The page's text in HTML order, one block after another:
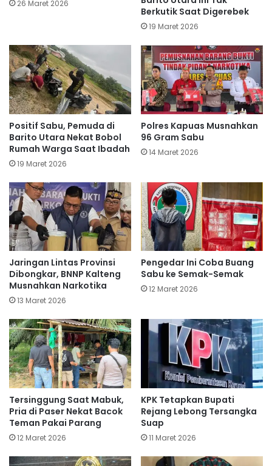
26 Maret 2026
Berkutik Saat Digerebek
19 Maret 2026
Positif Sabu, Pemuda di
Barito Utara Nekat Bobol
Rumah Warga Saat Ibadah
19 Maret 2026
Polres Kapuas Musnahkan
96 Gram Sabu
14 Maret 2026
Jaringan Lintas Provinsi
Dibongkar, BNNP Kalteng
Musnahkan Narkotika
13 Maret 2026
Pengedar Ini Coba Buang
Sabu ke Semak-Semak
12 Maret 2026
Tersinggung Saat Mabuk,
Pria di Paser Nekat Bacok
Teman Pakai Parang
12 Maret 2026
KPK Tetapkan Bupati
Rejang Lebong Tersangka
Suap
11 Maret 2026